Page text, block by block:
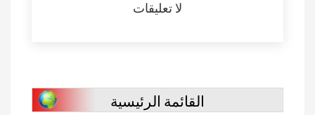
لا تعليقات
القائمة الرئيسية